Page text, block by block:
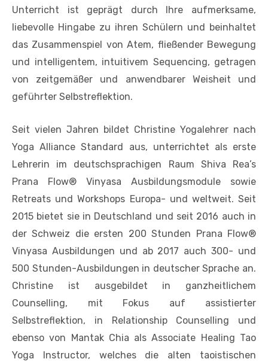
Unterricht ist geprägt durch Ihre aufmerksame,
liebevolle Hingabe zu ihren Schülern und beinhaltet
das Zusammenspiel von Atem, fließender Bewegung
und intelligentem, intuitivem Sequencing, getragen
von zeitgemäßer und anwendbarer Weisheit und
geführter Selbstreflektion.
Seit vielen Jahren bildet Christine Yogalehrer nach
Yoga Alliance Standard aus, unterrichtet als erste
Lehrerin im deutschsprachigen Raum Shiva Rea’s
Prana Flow® Vinyasa Ausbildungsmodule sowie
Retreats und Workshops Europa- und weltweit. Seit
2015 bietet sie in Deutschland und seit 2016 auch in
der Schweiz die ersten 200 Stunden Prana Flow®
Vinyasa Ausbildungen und ab 2017 auch 300- und
500 Stunden-Ausbildungen in deutscher Sprache an.
Christine ist ausgebildet in ganzheitlichem
Counselling, mit Fokus auf assistierter
Selbstreflektion, in Relationship Counselling und
ebenso von Mantak Chia als Associate Healing Tao
Yoga Instructor, welches die alten taoistischen